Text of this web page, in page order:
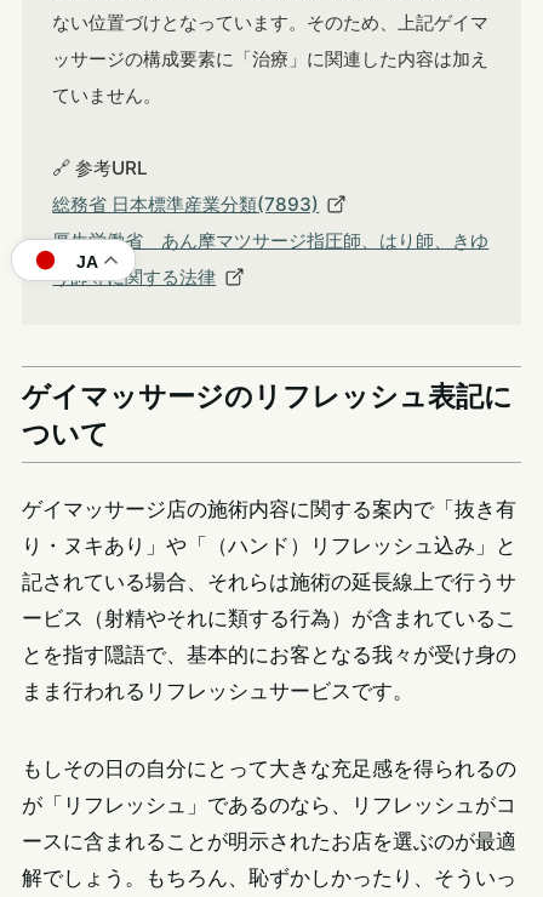
ない位置づけとなっています。そのため、上記ゲイマ
ッサージの構成要素に「治療」に関連した内容は加え
ていません。
🔗 参考URL
総務省 日本標準産業分類(7893)
厚生労働省 あん摩マツサージ指圧師、はり師、きゆ
う師等に関する法律
ゲイマッサージのリフレッシュ表記に
ついて
ゲイマッサージ店の施術内容に関する案内で「抜き有
り・ヌキあり」や「（ハンド）リフレッシュ込み」と
記されている場合、それらは施術の延長線上で行うサ
ービス（射精やそれに類する行為）が含まれているこ
とを指す隠語で、基本的にお客となる我々が受け身の
まま行われるリフレッシュサービスです。
もしその日の自分にとって大きな充足感を得られるの
が「リフレッシュ」であるのなら、リフレッシュがコ
ースに含まれることが明示されたお店を選ぶのが最適
解でしょう。もちろん、恥ずかしかったり、そういっ
JA